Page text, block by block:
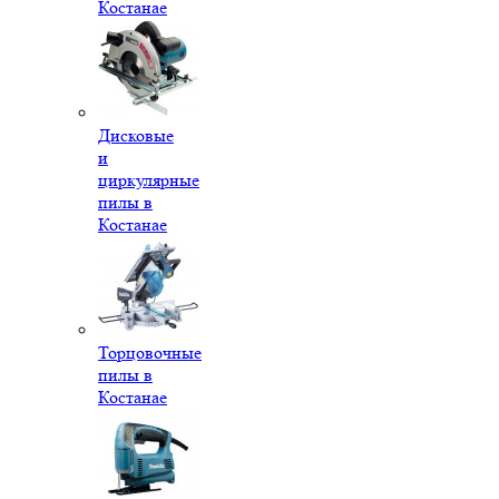
Костанае
Дисковые
и
циркулярные
пилы в
Костанае
Торцовочные
пилы в
Костанае